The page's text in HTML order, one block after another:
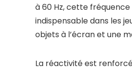
à 60 Hz, cette
indispensable dans les
objets à l’écran et une
La réactivité est